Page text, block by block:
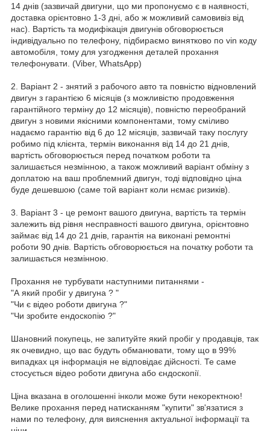
14 днів (зазвичай двигуни, що ми пропонуємо є в наявності,
доставка орієнтовно 1-3 дні, або ж можливий самовивіз від
нас). Вартість та модифікація двигунів обговорюється
індивідуально по телефону, підбираємо винятково по vin коду
автомобіля, тому для узгодження деталей прохання
телефонувати. (Viber, WhatsApp)
2. Варіант 2 - знятий з рабочого авто та повністю відновлений
двигун з гарантією 6 місяців (з можливістю продовження
гарантійного терміну до 12 місяців), повністю переобраний
двигун з новими якісними компонентами, тому сміливо
надаємо гарантію від 6 до 12 місяців, зазвичай таку послугу
робимо під клієнта, термін виконання від 14 до 21 днів,
вартість обговорюється перед початком роботи та
залишається незмінною, а також можливий варіант обміну з
доплатою на ваш проблемний двигун, тоді відповідно ціна
буде дешевшою (саме той варіант коли нємає ризиків).
3. Варіант 3 - це ремонт вашого двигуна, вартість та термін
залежить від рівня несправності вашого двигуна, орієнтовно
займає від 14 до 21 днів, гарантія на виконані ремонтні
роботи 90 днів. Вартість обговорюється на початку роботи та
залишається незмінною.
Прохання не турбувати наступними питаннями -
"А який пробіг у двигуна ? "
"Чи є відео роботи двигуна ?"
"Чи зробите ендоскопію ?"
Шановний покупець, не запитуйте який пробіг у продавців, так
як очевидно, що вас будуть обманювати, тому що в 99%
випадках ця інформація не відповідає дійсності. Те саме
стосується відео роботи двигуна або єндоскопії.
Ціна вказана в оголошенні інколи може бути некоректною!
Велике прохання перед натисканням "купити" зв'язатися з
нами по телефону, для вияснення актуальної інформації та